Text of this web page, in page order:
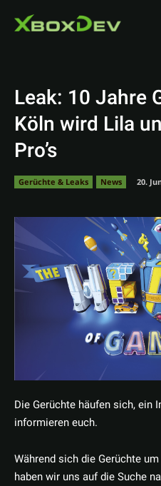
Leak: 10 Jahre
Köln wird Lila
Pro’s
Gerüchte & Leaks News 20.
Die Gerüchte häufen sich, ein
informieren euch.
Während sich die Gerüchte
haben wir uns auf die Suche